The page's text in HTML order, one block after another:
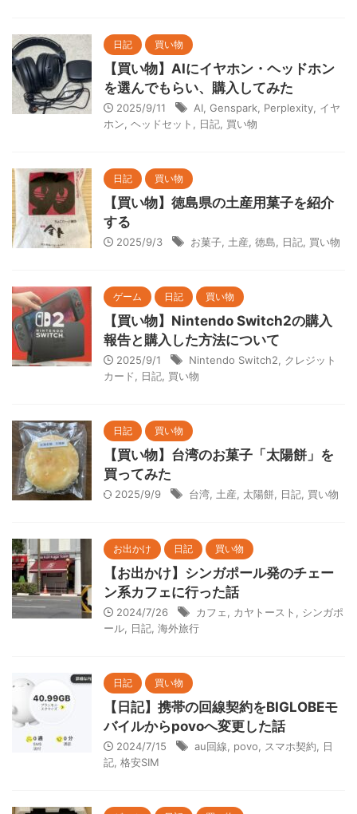
日記 買い物
【買い物】AIにイヤホン・ヘッドホン
を選んでもらい、購入してみた
2025/9/11 AI Genspark Perplexity イヤ
ホン ヘッドセット 日記 買い物
日記 買い物
【買い物】徳島県の土産用菓子を紹介
する
2025/9/3 お菓子 土産 徳島 日記 買い物
ゲーム 日記 買い物
【買い物】Nintendo Switch2の購入
報告と購入した方法について
2025/9/1 Nintendo Switch2
クレジット
カード
日記 買い物
日記 買い物
【買い物】台湾のお菓子「太陽餅」を
買ってみた
2025/9/9 台湾 土産 太陽餅 日記 買い物
お出かけ 日記 買い物
【お出かけ】シンガポール発のチェー
ン系カフェに行った話
2024/7/26 カフェ カヤトースト
シンガポ
ール
日記 海外旅行
日記 買い物
【日記】携帯の回線契約をBIGLOBEモ
バイルからpovoへ変更した話
2024/7/15 au回線 povo スマホ契約
日
記 格安SIM